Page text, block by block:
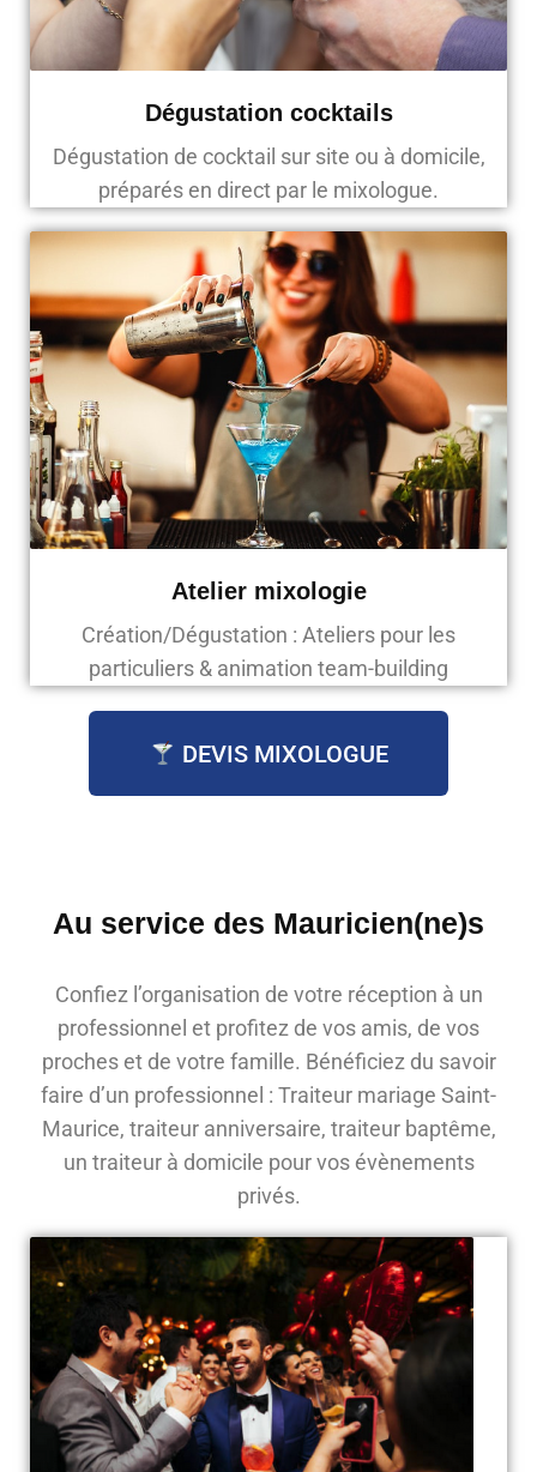
Dégustation cocktails
Dégustation de cocktail sur site ou à domicile,
préparés en direct par le mixologue.
Atelier mixologie
Création/Dégustation : Ateliers pour les
particuliers & animation team-building
DEVIS MIXOLOGUE
Au service des Mauricien(ne)s
Confiez l’organisation de votre réception à un
professionnel et profitez de vos amis, de vos
proches et de votre famille. Bénéficiez du savoir
faire d’un professionnel : Traiteur mariage Saint-
Maurice, traiteur anniversaire, traiteur baptême,
un traiteur à domicile pour vos évènements
privés.